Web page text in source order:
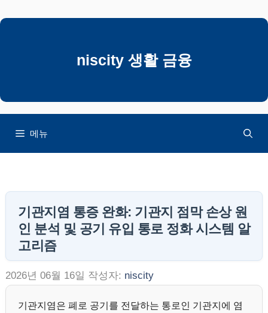
텐
뛰
niscity 생활 금융
메뉴
기관지염 통증 완화: 기관지 점막 손상 원
인 분석 및 공기 유입 통로 정화 시스템 알
고리즘
2026년 06월 16일 작성자: niscity
기관지염은 폐로 공기를 전달하는 통로인 기관지에 염